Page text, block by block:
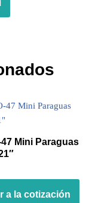
47 Mini Paraguas
a la cotización